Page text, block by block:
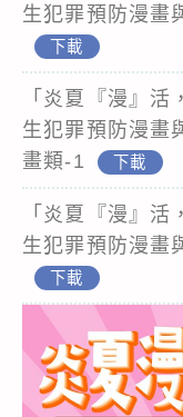
生犯罪預防漫畫
下載
「炎夏『漫』
生犯罪預防漫畫
畫類-1
下載
「炎夏『漫』
生犯罪預防漫畫
下載